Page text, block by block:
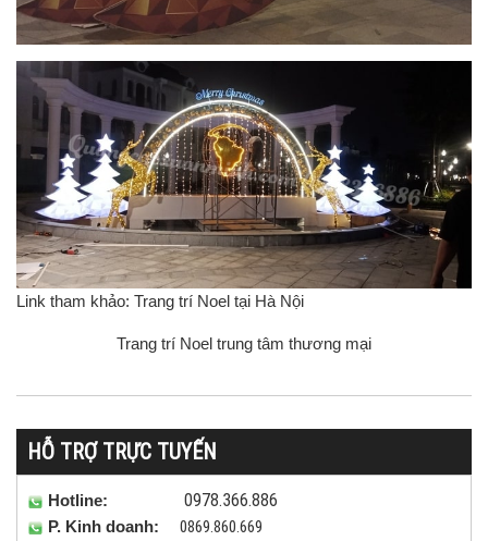
Link tham khảo: Trang trí Noel tại Hà Nội
Trang trí Noel trung tâm thương mại
HỖ TRỢ TRỰC TUYẾN
Hotline: 0978.366.886
P. Kinh doanh: 0869.860.669